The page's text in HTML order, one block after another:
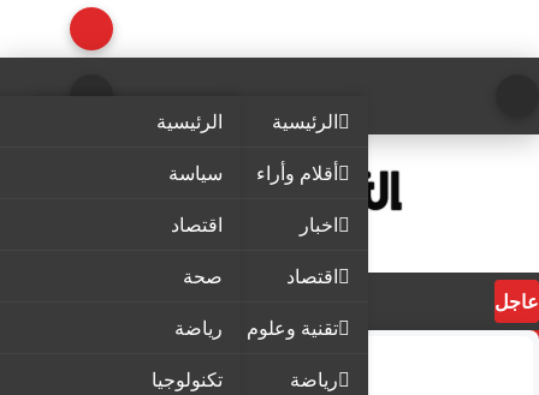
الرئيسية
أقلام وأراء
اخبار
اقتصاد
تقنية وعلوم
رياضة
الرئيسية
سياسة
اقتصاد
صحة
رياضة
تكنولوجيا
عاجل